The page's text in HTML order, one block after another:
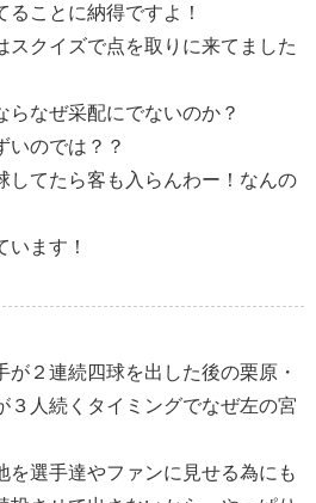
ことに納得ですよ！
スクイズで点を取りに来てました
らなぜ采配にでないのか？
いのでは？？
してたら客も入らんわー！なんの
ます！
２連続四球を出した後の栗原・
３人続くタイミングでなぜ左の宮
を選手達やファンに見せる為にも